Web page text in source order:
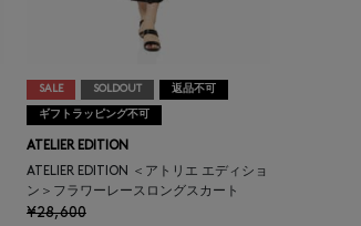
SALE SOLDOUT 返品不可
ギフトラッピング不可
ATELIER EDITION
ATELIER EDITION ＜アトリエ エディショ
ン＞フラワーレースロングスカート
¥28,600